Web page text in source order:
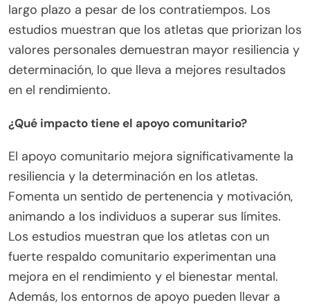
largo plazo a pesar de los contratiempos. Los
estudios muestran que los atletas que priorizan los
valores personales demuestran mayor resiliencia y
determinación, lo que lleva a mejores resultados
en el rendimiento.
¿Qué impacto tiene el apoyo comunitario?
El apoyo comunitario mejora significativamente la
resiliencia y la determinación en los atletas.
Fomenta un sentido de pertenencia y motivación,
animando a los individuos a superar sus límites.
Los estudios muestran que los atletas con un
fuerte respaldo comunitario experimentan una
mejora en el rendimiento y el bienestar mental.
Además, los entornos de apoyo pueden llevar a